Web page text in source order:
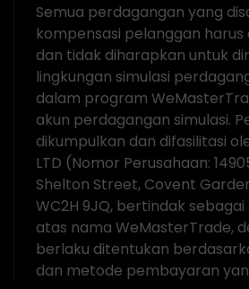
Semua perdagangan yang
kompensasi pelanggan
dan tidak diharapkan untuk
lingkungan simulasi
dalam program
akun perdagangan simulasi.
dikumpulkan dan difasilitasi
LTD (Nomor Perusahaan:
Shelton Street, Covent
WC2H 9JQ, bertindak
atas nama WeMasterTrade,
berlaku ditentukan
dan metode pembayaran